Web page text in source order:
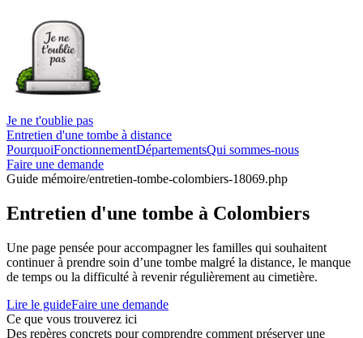
Je ne t'oublie pas
Entretien d'une tombe à distance
PourquoiFonctionnementDépartementsQui sommes-nous
Faire une demande
Guide mémoire/entretien-tombe-colombiers-18069.php
Entretien d'une tombe à Colombiers
Une page pensée pour accompagner les familles qui souhaitent
continuer à prendre soin d’une tombe malgré la distance, le manque
de temps ou la difficulté à revenir régulièrement au cimetière.
Lire le guideFaire une demande
Ce que vous trouverez ici
Des repères concrets pour comprendre comment préserver une